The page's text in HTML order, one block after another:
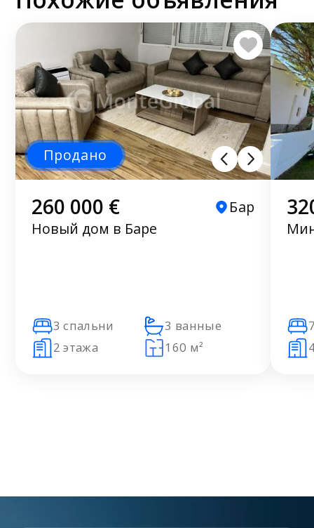
Продано
260 000 €
Бар
Новый дом в Баре
3 спальни
3 ванные
2 этажа
160 м²